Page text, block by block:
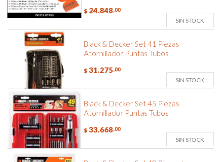
$ 24.848,00
SIN STOCK
Black & Decker Set 41 Piezas
Atornillador Puntas Tubos
$ 31.275,00
SIN STOCK
Black & Decker Set 45 Piezas
Atornillador Puntas Tubos
$ 33.668,00
SIN STOCK